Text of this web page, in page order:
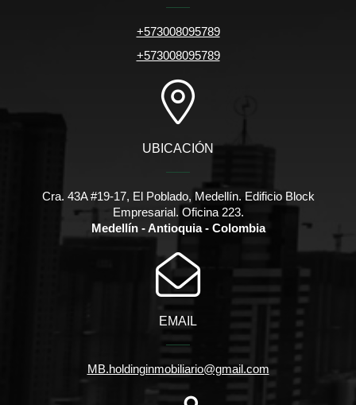
+573008095789
+573008095789
UBICACIÓN
Cra. 43A #19-17, El Poblado, Medellín. Edificio Block
Empresarial. Oficina 223.
Medellín - Antioquia - Colombia
EMAIL
MB.holdinginmobiliario@gmail.com